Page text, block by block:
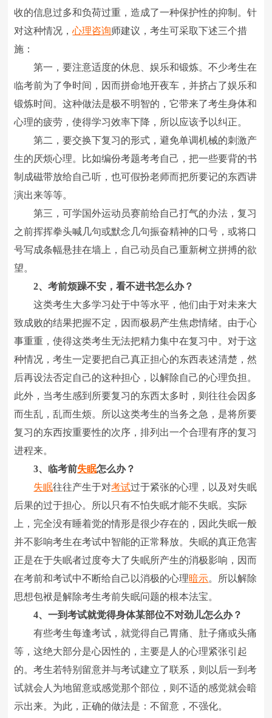
收的信息过多和负荷过重，造成了一种保护性的抑制。针
对这种情况，心理咨询师建议，考生可采取下述三个措
施：
第一，要注意适度的休息、娱乐和锻炼。不少考生在
临考前为了争时间，因而拼命地开夜车，并挤占了娱乐和
锻炼时间。这种做法是极不明智的，它带来了考生身体和
心理的疲劳，使得学习效率下降，所以应该予以纠正。
第二，要交换下复习的形式，避免单调机械的刺激产
生的厌烦心理。比如编份考题考考自己，把一些要背的书
制成磁带放给自己听，也可假扮老师而把所要记的东西讲
演出来等等。
第三，可学国外运动员赛前给自己打气的办法，复习
之前挥挥拳头喊几句或默念几句振奋精神的口号，或将口
号写成条幅悬挂在墙上，自己动员自己重新树立拼搏的欲
望。
2、考前烦躁不安，看不进书怎么办？
这类考生大多学习处于中等水平，他们由于对未来大
致成败的结果把握不定，因而极易产生焦虑情绪。由于心
事重重，使得这类考生无法把精力集中在复习中。对于这
种情况，考生一定要把自己真正担心的东西表述清楚，然
后再设法否定自己的这种担心，以解除自己的心理负担。
此外，当考生感到所要复习的东西太多时，则往往会因多
而生乱，乱而生烦。所以这类考生的当务之急，是将所要
复习的东西按重要性的次序，排列出一个合理有序的复习
进程来。
3、临考前失眠怎么办？
失眠往往产生于对考试过于紧张的心理，以及对失眠
后果的过于担心。所以只有不怕失眠才能不失眠。实际
上，完全没有睡着觉的情形是很少存在的，因此失眠一般
并不影响考生在考试中智能的正常释放。失眠的真正危害
正是在于失眠者过度夸大了失眠所产生的消极影响，因而
在考前和考试中不断给自己以消极的心理暗示。所以解除
思想包袱是解除考生考前失眠问题的根本法宝。
4、一到考试就觉得身体某部位不对劲儿怎么办？
有些考生每逢考试，就觉得自己胃痛、肚子痛或头痛
等，这绝大部分是心因性的，主要是人的心理紧张引起
的。考生若特别留意并与考试建立了联系，则以后一到考
试就会人为地留意或感觉那个部位，则不适的感觉就会暗
示出来。为此，正确的做法是：不留意，不强化。